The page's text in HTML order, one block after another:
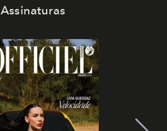
Assinaturas